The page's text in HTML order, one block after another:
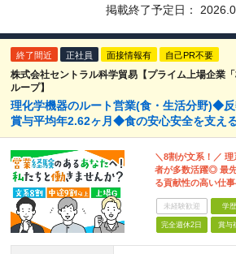
掲載終了予定日：
終了間近 正社員 面接情報有 自己PR不要
株式会社セントラル科学貿易【プライム上場企業
ループ】
理化学機器のルート営業(食・生活分野)◆
賞与平均年2.62ヶ月◆食の安心安全を支え
＼8割が文系！／
者が多数活躍◎ 最
る貢献性の高い仕
未経験歓迎 学
完全週休2日 賞与